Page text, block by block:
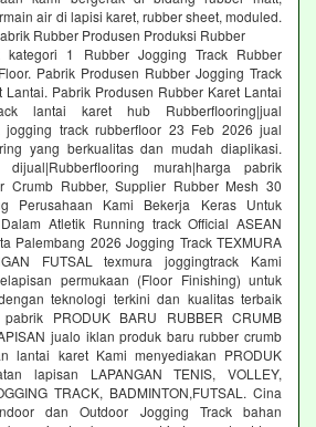
air di lapisi karet, rubber sheet, moduled.
Rubber Produsen Produksi Rubber
kategori 1 Rubber Jogging Track Rubber
Pabrik Produsen Rubber Jogging Track
Lantai. Pabrik Produsen Rubber Karet Lantai
lantai karet hub Rubberflooring|jual
jogging track rubberfloor 23 Feb 2026 jual
yang berkualitas dan mudah diaplikasi.
dijual|Rubberflooring murah|harga pabrik
Crumb Rubber, Supplier Rubber Mesh 30
Perusahaan Kami Bekerja Keras Untuk
Atletik Running track Official ASEAN
Palembang 2026 Jogging Track TEXMURA
FUTSAL texmura joggingtrack Kami
permukaan (Floor Finishing) untuk
teknologi terkini dan kualitas terbaik
PRODUK BARU RUBBER CRUMB
jualo iklan produk baru rubber crumb
lantai karet Kami menyediakan PRODUK
lapisan LAPANGAN TENIS, VOLLEY,
TRACK, BADMINTON,FUTSAL. Cina
dan Outdoor Jogging Track bahan